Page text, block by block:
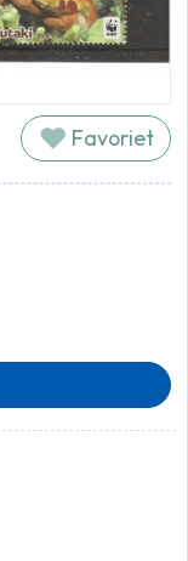
Favoriet